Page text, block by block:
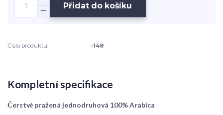
Přidat do košíku
Číslo produktu: -148
Kompletní specifikace
Čerstvě pražená jednodruhová 100% Arabica